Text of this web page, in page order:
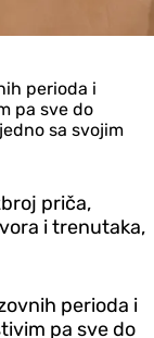
perioda i
pa sve do
sa svojim
priča,
i trenutaka,
perioda i
pa sve do